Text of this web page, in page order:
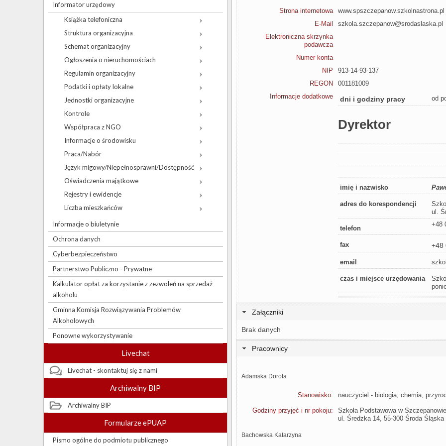
Informator urzędowy
Książka telefoniczna
Struktura organizacyjna
Schemat organizacyjny
Ogłoszenia o nieruchomościach
Regulamin organizacyjny
Podatki i opłaty lokalne
Jednostki organizacyjne
Kontrole
Współpraca z NGO
Informacje o środowisku
Praca/Nabór
Język migowy/Niepełnosprawni/Dostępność
Oświadczenia majątkowe
Rejestry i ewidencje
Liczba mieszkańców
Informacje o biuletynie
Ochrona danych
Cyberbezpieczeństwo
Partnerstwo Publiczno - Prywatne
Kalkulator opłat za korzystanie z zezwoleń na sprzedaż
alkoholu
Gminna Komisja Rozwiązywania Problemów
Alkoholowych
Ponowne wykorzystywanie
Livechat
Livechat - skontaktuj się z nami
Archiwalny BIP
Archiwalny BIP
Formularze ePUAP
Pismo ogólne do podmiotu publicznego
Strona internetowa
www.spszczepanow.szkolnastrona.pl
E-Mail
szkola.szczepanow@srodaslaska.pl
Elektroniczna skrzynka
podawcza
Numer konta
NIP
913-14-93-137
REGON
001181009
Informacje dodatkowe
dni i godziny pracy od
Dyrektor
imię i nazwisko
adres do korespondencji
ul.
telefon
+48
fax +48
email
czas i miejsce urzędowania
Załączniki
Brak danych
Pracownicy
Adamska Dorota
Stanowisko: nauczyciel - biologia, chemia,
Godziny przyjęć i nr pokoju:
Szkoła Podstawowa w Szczepanowie
ul. Średzka 14, 55-300 Środa Śląska
Bachowska Katarzyna